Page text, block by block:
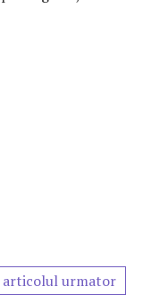
articolul urmator